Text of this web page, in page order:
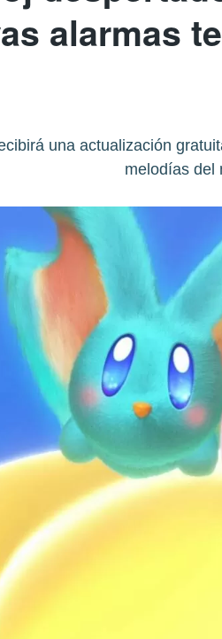
alarmas
una actualización
melodías del